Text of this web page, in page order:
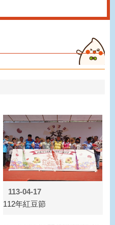
113-04-17
112年紅豆節